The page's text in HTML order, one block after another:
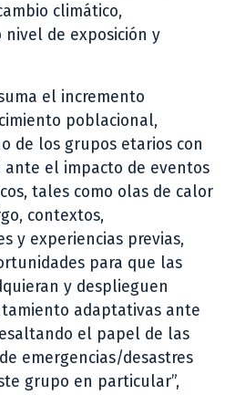
climático,
de exposición y
el incremento
poblacional,
de los grupos etarios con
el impacto de eventos
tales como olas de calor
contextos,
y experiencias previas,
para que las
y desplieguen
adaptativas ante
el papel de las
emergencias/desastres
grupo en particular”,